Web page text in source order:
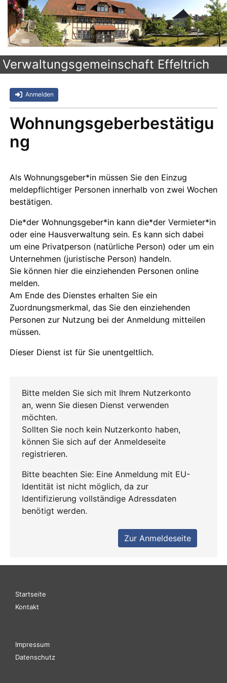
Verwaltungsgemeinschaft Effeltrich
Startseite
Kontakt
Impressum
Datenschutz